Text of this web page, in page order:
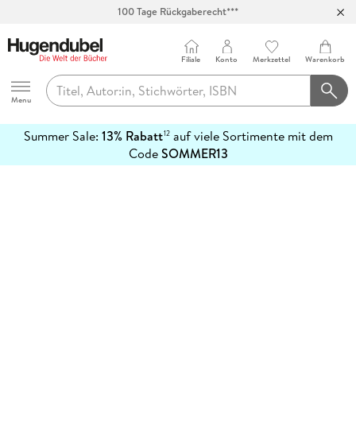
100 Tage Rückgaberecht***
Hugendubel
Menu
Filiale Konto Merkzettel Warenkorb
Summer Sale: 13% Rabatt12auf viele Sortimente mit dem
CodeSOMMER13
erfahren